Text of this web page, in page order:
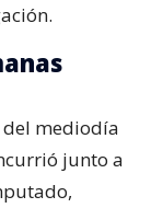
del mediodía
junto a